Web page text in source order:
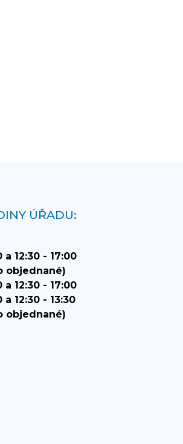
ÚŘADU:
a 12:30 - 17:00
objednané)
a 12:30 - 17:00
a 12:30 - 13:30
objednané)